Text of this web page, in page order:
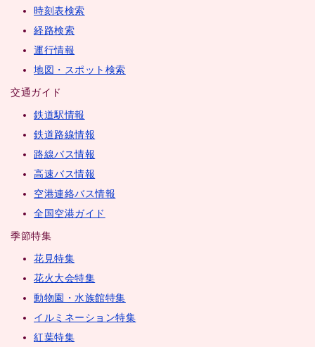
時刻表検索
経路検索
運行情報
地図・スポット検索
交通ガイド
鉄道駅情報
鉄道路線情報
路線バス情報
高速バス情報
空港連絡バス情報
全国空港ガイド
季節特集
花見特集
花火大会特集
動物園・水族館特集
イルミネーション特集
紅葉特集